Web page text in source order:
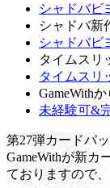
シャドバビ
シャドバ新
シャドバビ
タイムスリ
タイムスリ
GameWith
未経験可&
第27弾カードパ
GameWithが新カ
ておりますので